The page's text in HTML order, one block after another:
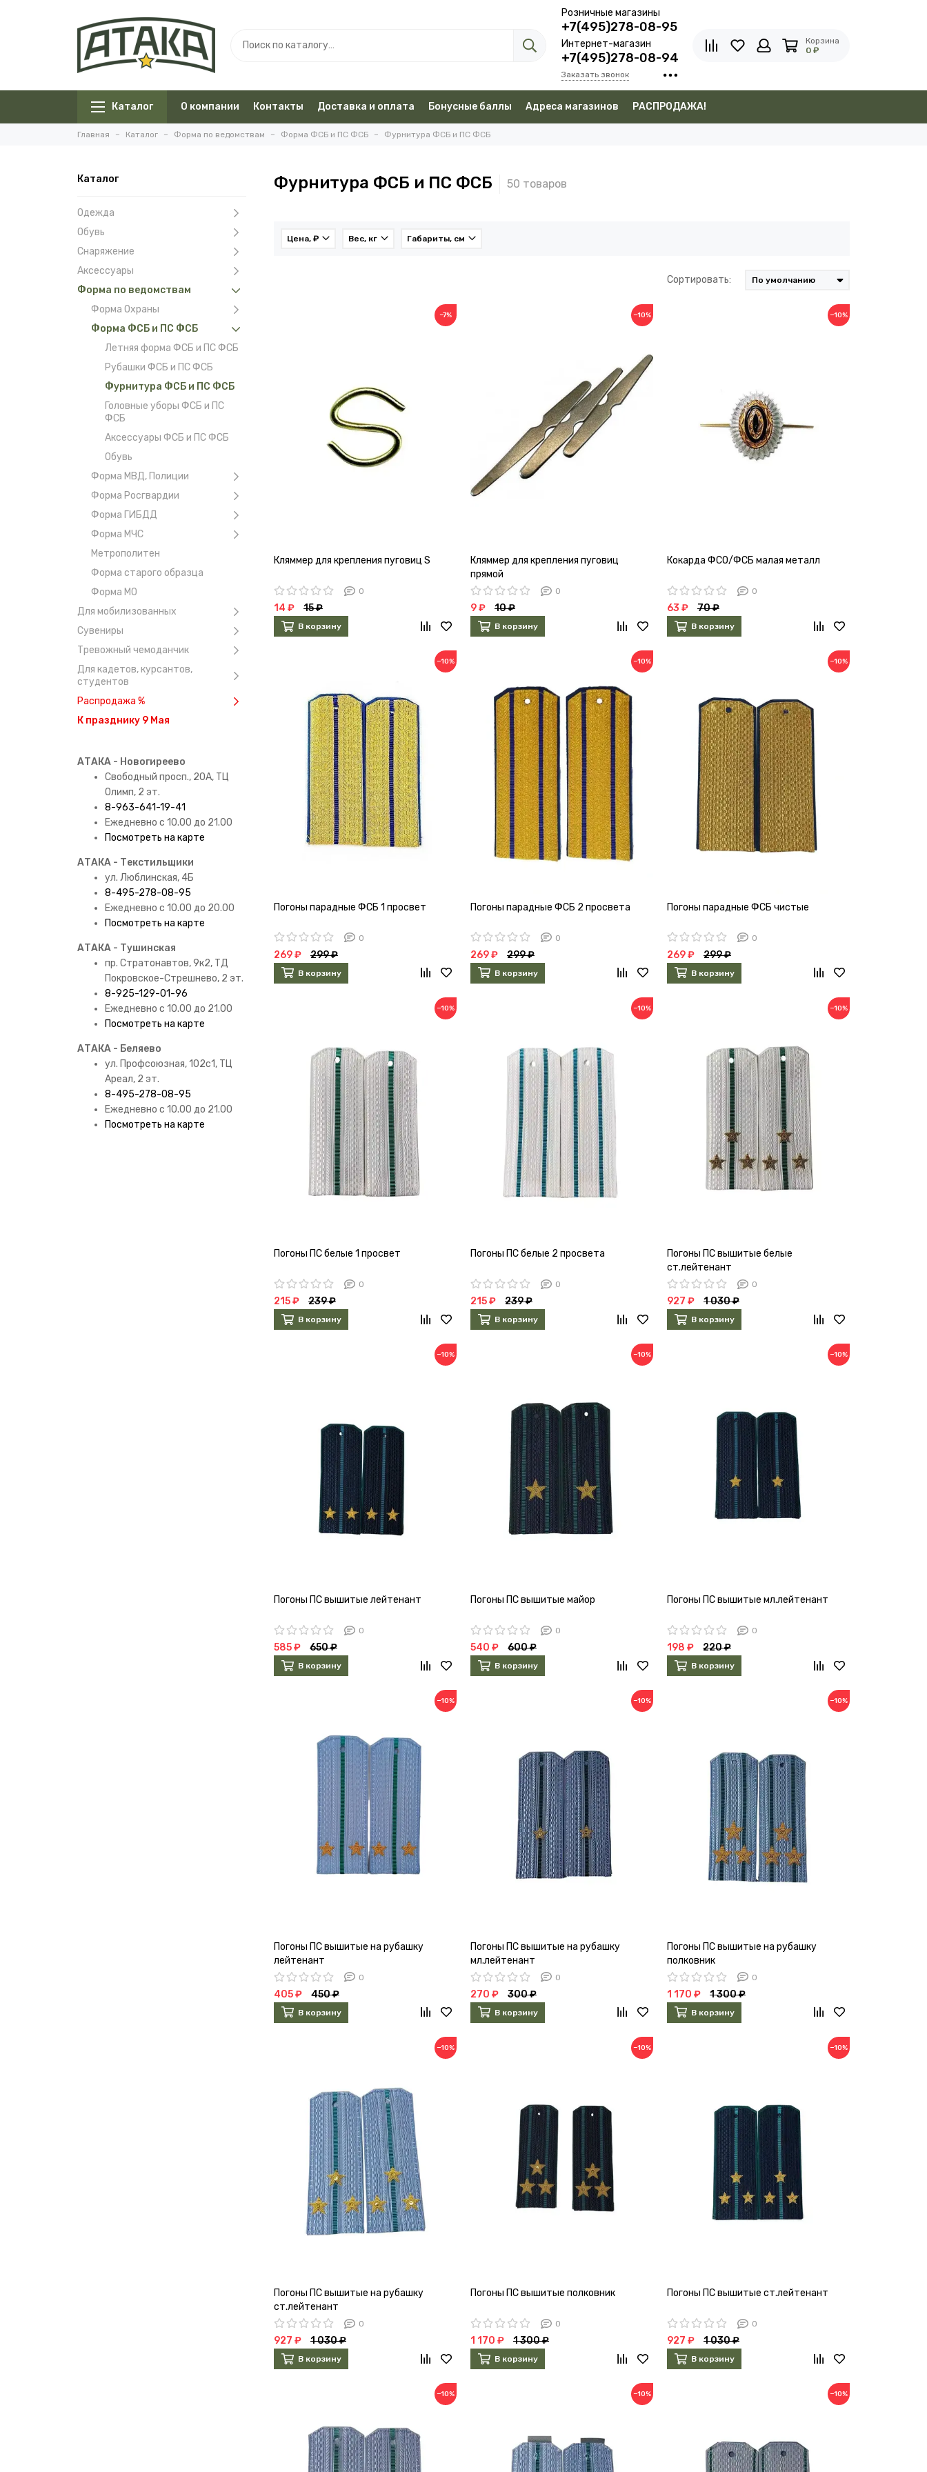
Розничные магазины
+7(495)278-08-95
Интернет-магазин
+7(495)278-08-94
Заказать звонок
Корзина
0 ₽
Каталог О компании Контакты Доставка и оплата Бонусные баллы Адреса магазинов РАСПРОДАЖА!
Главная Каталог Форма по ведомствам Форма ФСБ и ПС ФСБ Фурнитура ФСБ и ПС ФСБ
Каталог
Одежда
Обувь
Снаряжение
Аксессуары
Форма по ведомствам
Форма Охраны
Форма ФСБ и ПС ФСБ
Летняя форма ФСБ и ПС ФСБ
Рубашки ФСБ и ПС ФСБ
Фурнитура ФСБ и ПС ФСБ
Головные уборы ФСБ и ПС
ФСБ
Аксессуары ФСБ и ПС ФСБ
Обувь
Форма МВД, Полиции
Форма Росгвардии
Форма ГИБДД
Форма МЧС
Метрополитен
Форма старого образца
Форма МО
Для мобилизованных
Сувениры
Тревожный чемоданчик
Для кадетов, курсантов,
студентов
Распродажа %
К празднику 9 Мая
АТАКА - Новогиреево
Свободный просп., 20А, ТЦ
Олимп, 2 эт.
8-963-641-19-41
Ежедневно с 10.00 до 21.00
Посмотреть на карте
АТАКА - Текстильщики
ул. Люблинская, 4Б
8-495-278-08-95
Ежедневно с 10.00 до 20.00
Посмотреть на карте
АТАКА - Тушинская
пр. Стратонавтов, 9к2, ТД
Покровское-Стрешнево, 2 эт.
8-925-129-01-96
Ежедневно с 10.00 до 21.00
Посмотреть на карте
АТАКА - Беляево
ул. Профсоюзная, 102с1, ТЦ
Ареал, 2 эт.
8-495-278-08-95
Ежедневно с 10.00 до 21.00
Посмотреть на карте
Фурнитура ФСБ и ПС ФСБ
Цена, ₽ Вес, кг Габариты, см
Сортировать:
−7%
Кляммер для крепления пуговиц S
0
14 ₽ 15 ₽
В корзину
−10%
Кляммер для крепления пуговиц
прямой
0
9 ₽ 10 ₽
В корзину
−10%
Кокарда ФСО/ФСБ малая металл
0
63 ₽ 70 ₽
В корзину
−10%
Погоны парадные ФСБ 1 просвет
0
269 ₽ 299 ₽
В корзину
−10%
Погоны парадные ФСБ 2 просвета
0
269 ₽ 299 ₽
В корзину
−10%
Погоны парадные ФСБ чистые
0
269 ₽ 299 ₽
В корзину
−10%
Погоны ПС белые 1 просвет
0
215 ₽ 239 ₽
В корзину
−10%
Погоны ПС белые 2 просвета
0
215 ₽ 239 ₽
В корзину
−10%
Погоны ПС вышитые белые
ст.лейтенант
0
927 ₽ 1 030 ₽
В корзину
−10%
Погоны ПС вышитые лейтенант
0
585 ₽ 650 ₽
В корзину
−10%
Погоны ПС вышитые майор
0
540 ₽ 600 ₽
В корзину
−10%
Погоны ПС вышитые мл.лейтенант
0
198 ₽ 220 ₽
В корзину
−10%
Погоны ПС вышитые на рубашку
лейтенант
0
405 ₽ 450 ₽
В корзину
−10%
Погоны ПС вышитые на рубашку
мл.лейтенант
0
270 ₽ 300 ₽
В корзину
−10%
Погоны ПС вышитые на рубашку
полковник
0
1 170 ₽ 1 300 ₽
В корзину
−10%
Погоны ПС вышитые на рубашку
ст.лейтенант
0
927 ₽ 1 030 ₽
В корзину
−10%
Погоны ПС вышитые полковник
0
1 170 ₽ 1 300 ₽
В корзину
−10%
Погоны ПС вышитые ст.лейтенант
0
927 ₽ 1 030 ₽
В корзину
−10% −10% −10%